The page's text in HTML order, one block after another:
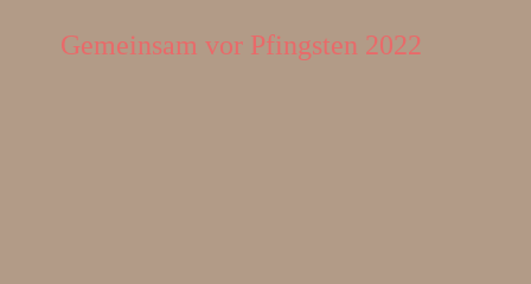
Gemeinsam vor Pfingsten 2022